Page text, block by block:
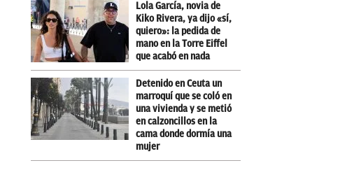
Lola García, novia de
Kiko Rivera, ya dijo «sí,
quiero»: la pedida de
mano en la Torre Eiffel
que acabó en nada
Detenido en Ceuta un
marroquí que se coló en
una vivienda y se metió
en calzoncillos en la
cama donde dormía una
mujer